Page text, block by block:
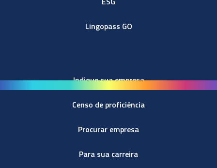
Lingopass GO
Indique sua empresa
Censo de proficiência
Procurar empresa
Para sua carreira